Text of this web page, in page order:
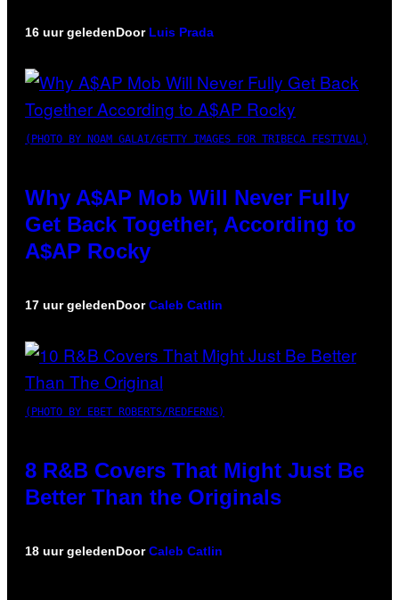
16 uur geledenDoor Luis Prada
(PHOTO BY NOAM GALAI/GETTY IMAGES FOR TRIBECA FESTIVAL)
Why A$AP Mob Will Never Fully
Get Back Together, According to
A$AP Rocky
17 uur geledenDoorCaleb Catlin
(PHOTO BY EBET ROBERTS/REDFERNS)
8 R&B Covers That Might Just Be
Better Than the Originals
18 uur geledenDoorCaleb Catlin